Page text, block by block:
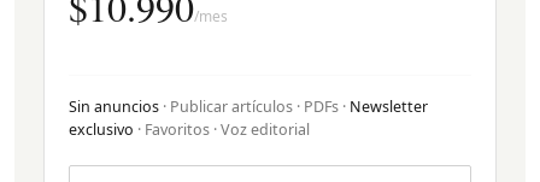
/mes
Sin anuncios · Publicar artículos · PDFs · Newsletter
exclusivo · Favoritos · Voz editorial